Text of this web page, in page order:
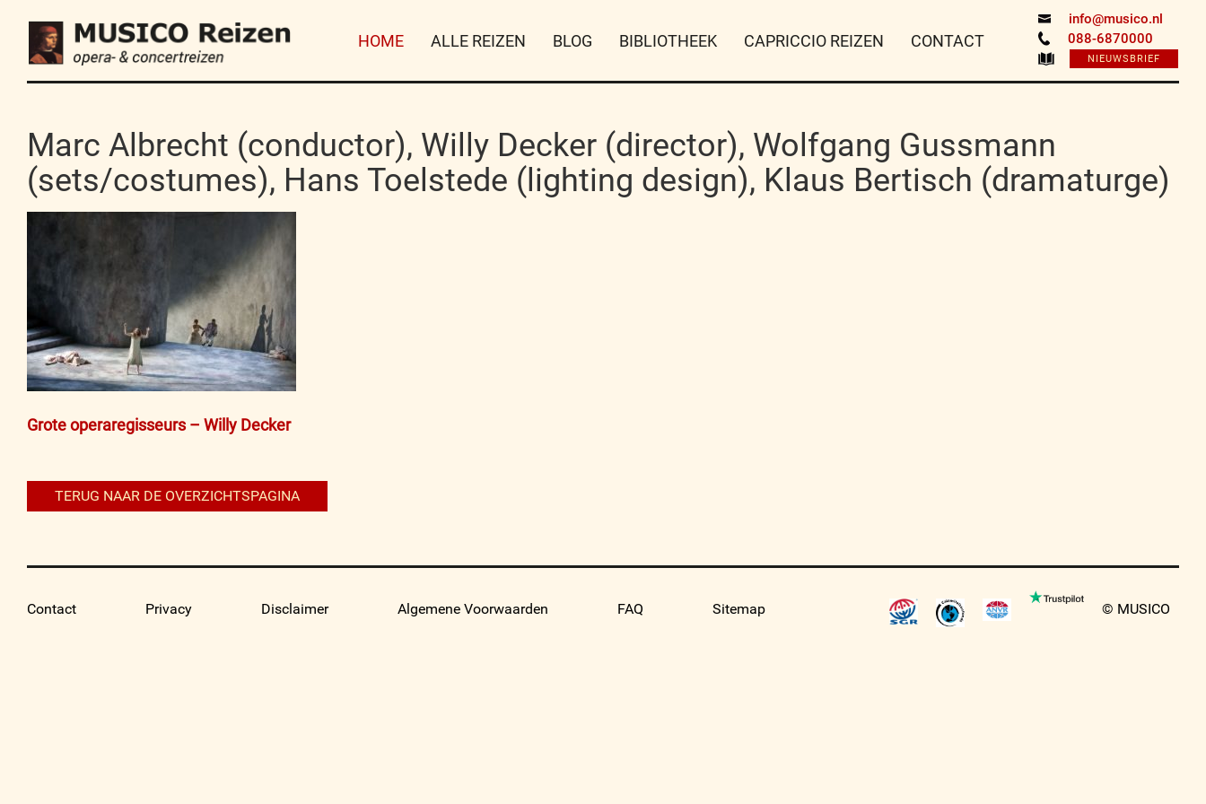
info@musico.nl
088-6870000
NIEUWSBRIEF
HOME ALLE REIZEN BLOG BIBLIOTHEEK CAPRICCIO REIZEN CONTACT
Marc Albrecht (conductor), Willy Decker (director), Wolfgang Gussmann
(sets/costumes), Hans Toelstede (lighting design), Klaus Bertisch (dramaturge)
Bericht
Grote operaregisseurs – Willy Decker
TERUG NAAR DE OVERZICHTSPAGINA
Contact Privacy Disclaimer Algemene Voorwaarden FAQ Sitemap © MUSICO